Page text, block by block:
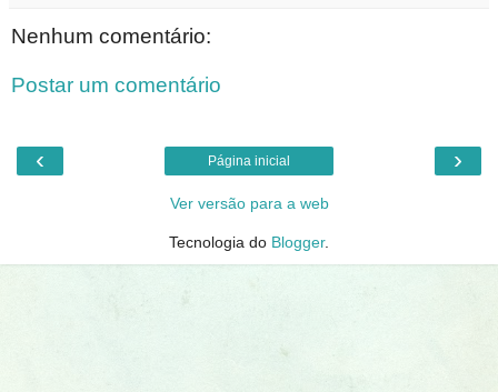
Nenhum comentário:
Postar um comentário
‹ ›
Página inicial
Ver versão para a web
Tecnologia do Blogger.